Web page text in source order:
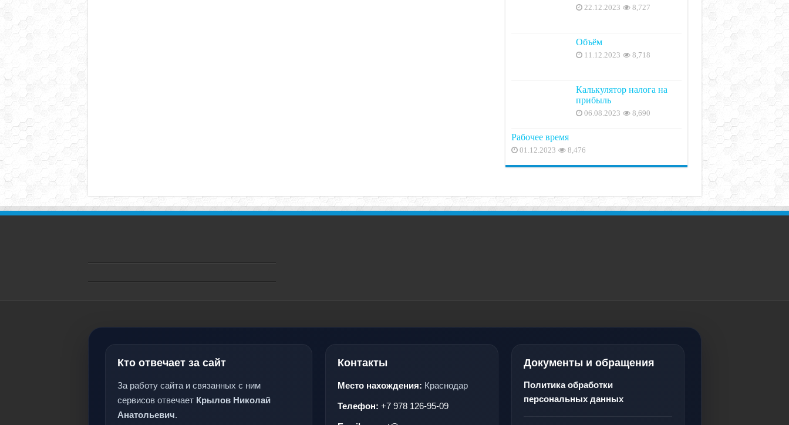
22.12.2023 8,727
Объём
11.12.2023 8,718
Калькулятор налога на
прибыль
06.08.2023 8,690
Рабочее время
01.12.2023 8,476
Кто отвечает за сайт
За работу сайта и связанных с ним
сервисов отвечает Крылов Николай
Анатольевич.
Контакты
Место нахождения: Краснодар
Телефон: +7 978 126-95-09
Документы и обращения
Политика обработки
персональных данных